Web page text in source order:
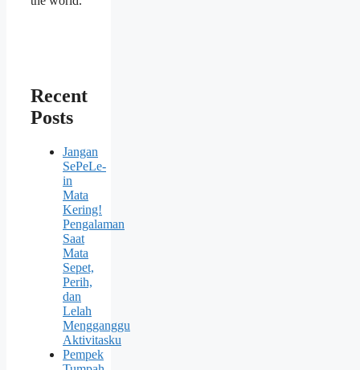
Recent
Posts
Jangan
SePeLe-
in
Mata
Kering!
Pengalaman
Saat
Mata
Sepet,
Perih,
dan
Lelah
Mengganggu
Aktivitasku
Pempek